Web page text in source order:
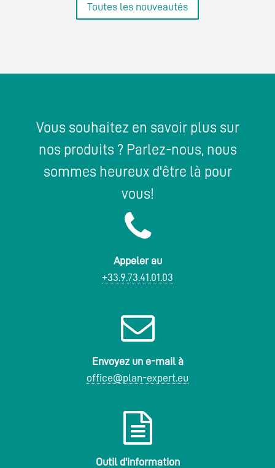
Toutes les nouveautés
Vous souhaitez en savoir plus sur
nos produits ? Parlez-nous, nous
sommes heureux d'être là pour
vous!
Appeler au
+33.9.73.41.01.03
Envoyez un e-mail à
office@plan-expert.eu
Outil d'information